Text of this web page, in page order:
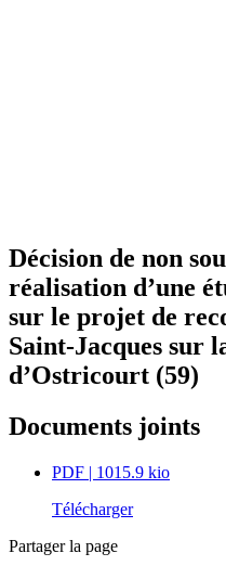
Décision de non
réalisation d’une
sur le projet de
Saint-Jacques sur
d’Ostricourt (59)
Documents joints
PDF | 1015.9 kio
Télécharger
Partager la page